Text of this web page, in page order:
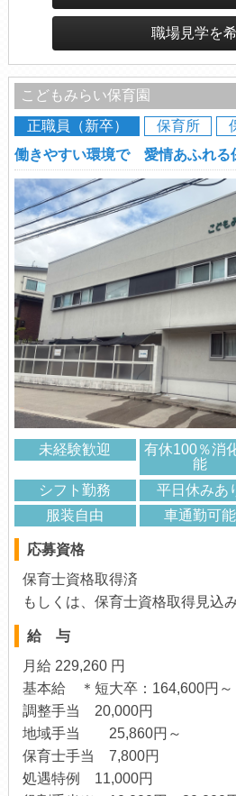
職場見学を
こどもみらい保育園
正職員（新卒）
保育所
働きやすい環境で 愛情あふれる
未経験歓迎
有休100％消
能
シフト勤務
平日休みあ
服装自由
車通勤可能
応募資格
保育士資格取得済
もしくは、保育士資格取得見込
給 与
月給 229,260 円
基本給 ＊短大卒：164,600円
調整手当 20,000円
地域手当 25,860円～
保育士手当 7,800円
処遇特例 11,000円